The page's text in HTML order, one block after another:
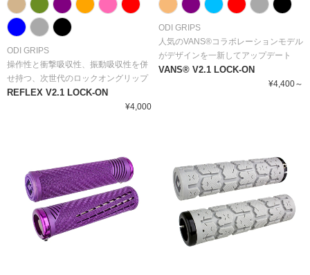
ODI GRIPS
操作性と衝撃吸収性、振動吸収性を併
せ持つ、次世代のロックオングリップ
REFLEX V2.1 LOCK-ON
¥4,000
ODI GRIPS
人気のVANS®コラボレーションモデル
がデザインを一新してアップデート
VANS® V2.1 LOCK-ON
¥4,400～